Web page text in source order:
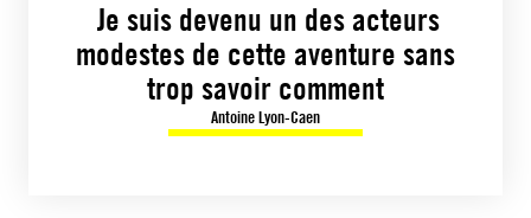
Je suis devenu un des acteurs
modestes de cette aventure sans
trop savoir comment
Antoine Lyon-Caen